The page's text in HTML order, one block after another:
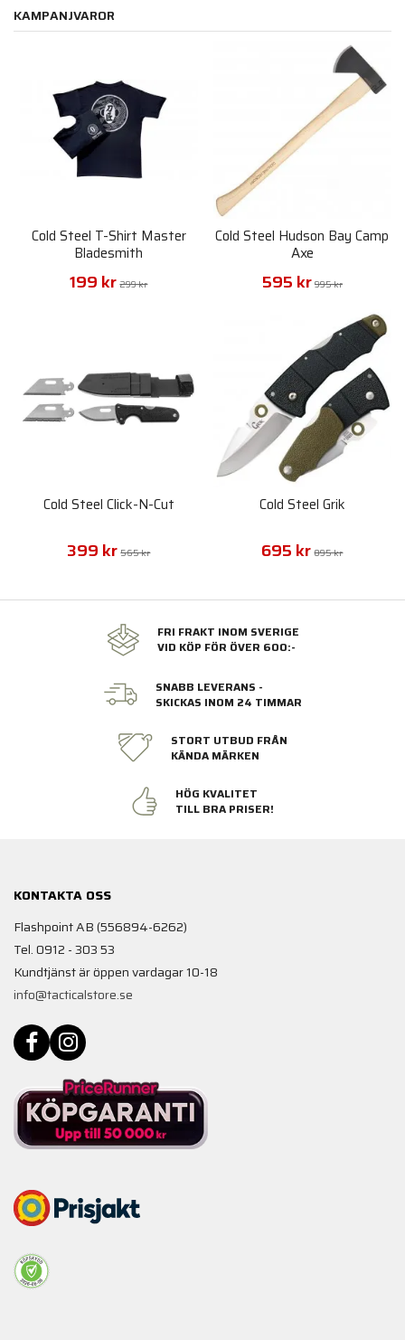
KAMPANJVAROR
Cold Steel T-Shirt Master
Bladesmith
199 kr 299 kr
Cold Steel Hudson Bay Camp
Axe
595 kr 995 kr
Cold Steel Click-N-Cut
399 kr 565 kr
Cold Steel Grik
695 kr 895 kr
FRI FRAKT INOM SVERIGE
VID KÖP FÖR ÖVER 600:-
SNABB LEVERANS -
SKICKAS INOM 24 TIMMAR
STORT UTBUD FRÅN
KÄNDA MÄRKEN
HÖG KVALITET
TILL BRA PRISER!
KONTAKTA OSS
Flashpoint AB (556894-6262)
Tel. 0912 - 303 53
Kundtjänst är öppen vardagar 10-18
info@tacticalstore.se